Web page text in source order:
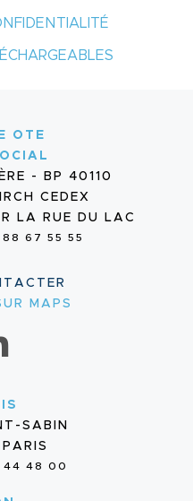
OTE
- BP 40110
CEDEX
LA RUE DU LAC
67 55 55
MAPS
SABIN
44 48 00